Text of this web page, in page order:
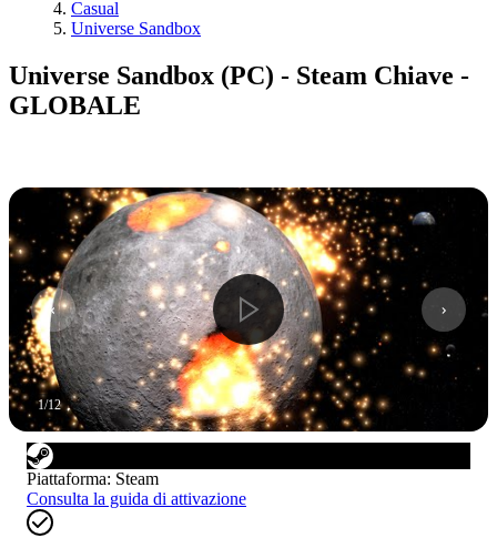
Casual
Universe Sandbox
Universe Sandbox (PC) - Steam Chiave -
GLOBALE
1/12
Piattaforma: Steam
Consulta la guida di attivazione